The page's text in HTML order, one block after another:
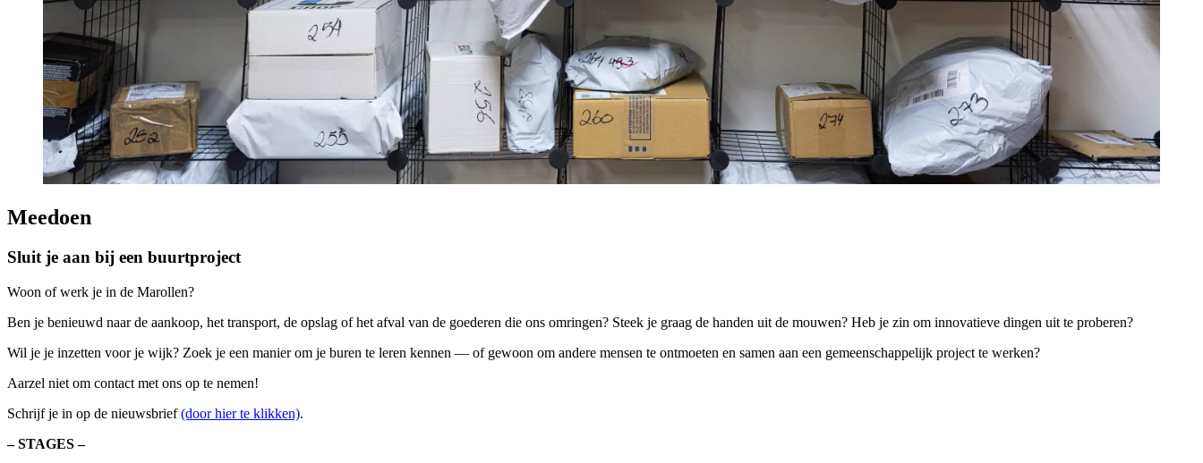
Meedoen
Sluit je aan bij een buurtproject
Woon of werk je in de Marollen?
Ben je benieuwd naar de aankoop, het transport, de opslag of het afval van de goederen die ons omringen? Steek je graag de handen uit de mouwen? Heb je zin om innovatieve dingen uit te proberen?
Wil je je inzetten voor je wijk? Zoek je een manier om je buren te leren kennen — of gewoon om andere mensen te ontmoeten en samen aan een gemeenschappelijk project te werken?
Aarzel niet om contact met ons op te nemen!
Schrijf je in op de nieuwsbrief(door hier te klikken).
– STAGES –